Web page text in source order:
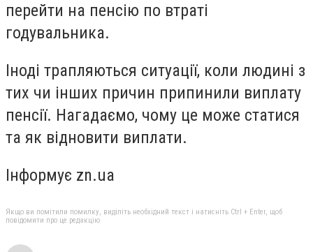
перейти на пенсію по втраті
годувальника.
Іноді трапляються ситуації, коли людині з
тих чи інших причин припинили виплату
пенсії. Нагадаємо, чому це може статися
та як відновити виплати.
Інформує zn.ua
Якщо ви помітили помилку, виділіть необхідний текст і натисніть Ctrl + Enter, щоб
повідомити про це редакцію